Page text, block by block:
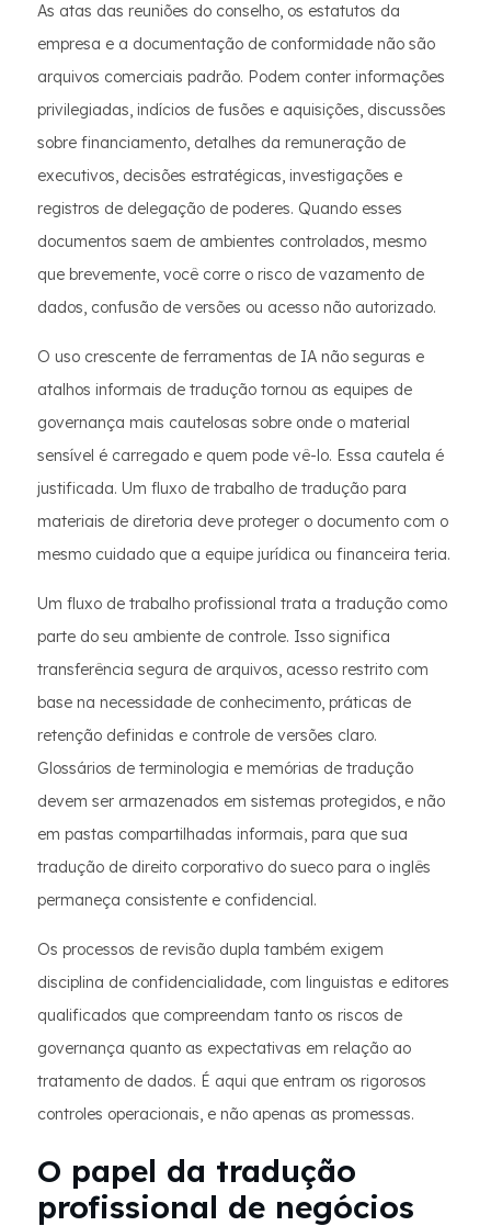
As atas das reuniões do conselho, os estatutos da
empresa e a documentação de conformidade não são
arquivos comerciais padrão. Podem conter informações
privilegiadas, indícios de fusões e aquisições, discussões
sobre financiamento, detalhes da remuneração de
executivos, decisões estratégicas, investigações e
registros de delegação de poderes. Quando esses
documentos saem de ambientes controlados, mesmo
que brevemente, você corre o risco de vazamento de
dados, confusão de versões ou acesso não autorizado.
O uso crescente de ferramentas de IA não seguras e
atalhos informais de tradução tornou as equipes de
governança mais cautelosas sobre onde o material
sensível é carregado e quem pode vê-lo. Essa cautela é
justificada. Um fluxo de trabalho de tradução para
materiais de diretoria deve proteger o documento com o
mesmo cuidado que a equipe jurídica ou financeira teria.
Um fluxo de trabalho profissional trata a tradução como
parte do seu ambiente de controle. Isso significa
transferência segura de arquivos, acesso restrito com
base na necessidade de conhecimento, práticas de
retenção definidas e controle de versões claro.
Glossários de terminologia e memórias de tradução
devem ser armazenados em sistemas protegidos, e não
em pastas compartilhadas informais, para que sua
tradução de direito corporativo do sueco para o inglês
permaneça consistente e confidencial.
Os processos de revisão dupla também exigem
disciplina de confidencialidade, com linguistas e editores
qualificados que compreendam tanto os riscos de
governança quanto as expectativas em relação ao
tratamento de dados. É aqui que entram os rigorosos
controles operacionais, e não apenas as promessas.
O papel da tradução
profissional de negócios